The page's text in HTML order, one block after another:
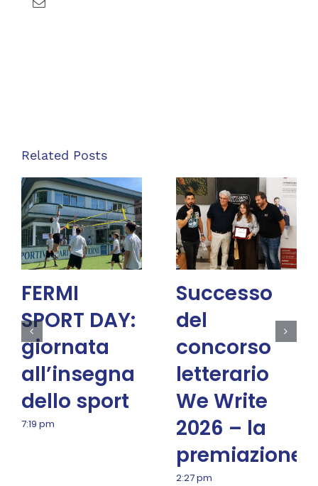
Related Posts
FERMI
SPORT DAY:
giornata
all’insegna
dello sport
7:19 pm
Successo
del
concorso
letterario
We Write
2026 – la
premiazione
2:27 pm